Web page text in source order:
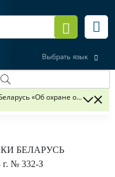
Выбрать язык
«Об охране озонового
БЕЛАРУСЬ
№ 332-З